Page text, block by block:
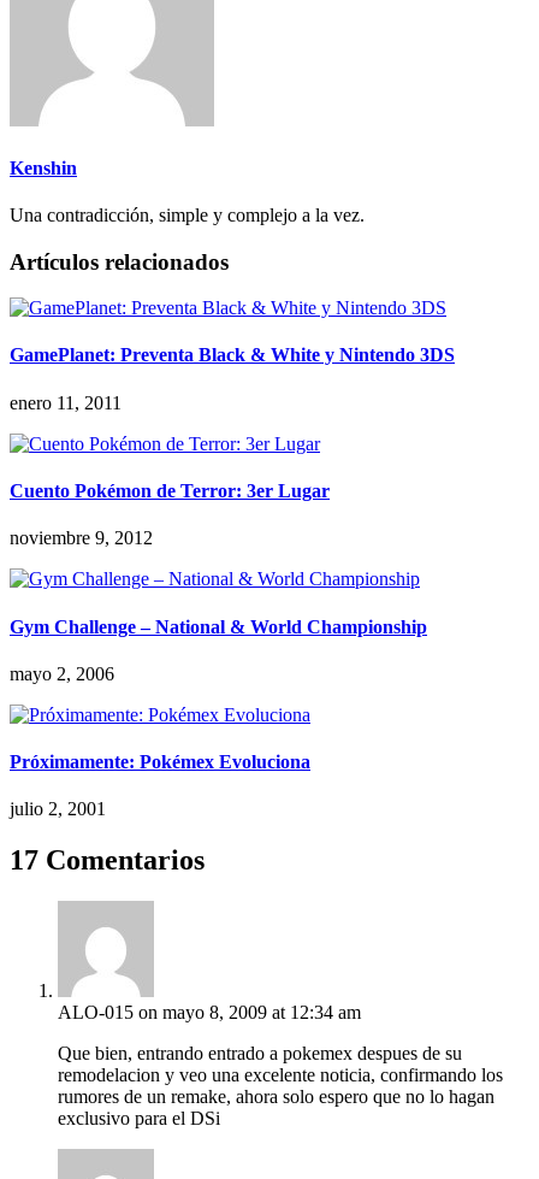
Kenshin
Una contradicción, simple y complejo a la vez.
Artículos relacionados
GamePlanet: Preventa Black & White y Nintendo 3DS
enero 11, 2011
Cuento Pokémon de Terror: 3er Lugar
noviembre 9, 2012
Gym Challenge – National & World Championship
mayo 2, 2006
Próximamente: Pokémex Evoluciona
julio 2, 2001
17 Comentarios
ALO-015 on mayo 8, 2009 at 12:34 am
Que bien, entrando entrado a pokemex despues de su
remodelacion y veo una excelente noticia, confirmando los
rumores de un remake, ahora solo espero que no lo hagan
exclusivo para el DSi